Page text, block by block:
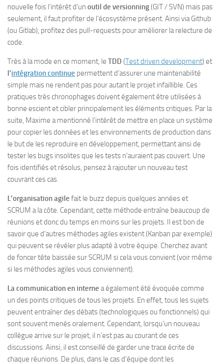
nouvelle fois l’intérêt d’un outil de versionning(GIT / SVN) mais pas
seulement, il faut profiter de l’écosystème présent. Ainsi via Github
(ou Gitlab), profitez des pull-requests pour améliorer la relecture de
code.
Très à la mode en ce moment, le TDD (Test driven development) et
l’intégration continue permettent d’assurer une maintenabilité
simple mais ne rendent pas pour autant le projet infaillible. Ces
pratiques très chronophages doivent également être utilisées à
bonne escient et cibler principalement les éléments critiques. Par la
suite, Maxime a mentionné l’intérêt de mettre en place un système
pour copier les données et les environnements de production dans
le but de les reproduire en développement, permettant ainsi de
tester les bugs insolites que les tests n’auraient pas couvert. Une
fois identifiés et résolus, pensez à rajouter un nouveau test
couvrant ces cas.
L’organisation agile fait le buzz depuis quelques années et
SCRUM a la côte. Cependant, cette méthode entraîne beaucoup de
réunions et donc du temps en moins sur les projets. Il est bon de
savoir que d’autres méthodes agiles existent (Kanban par exemple)
qui peuvent se révéler plus adapté à votre équipe. Cherchez avant
de foncer tête baissée sur SCRUM si cela vous convient (voir même
si les méthodes agiles vous conviennent).
La communication en interne a également été évoquée comme
un des points critiques de tous les projets. En effet, tous les sujets
peuvent entraîner des débats (technologiques ou fonctionnels) qui
sont souvent menés oralement. Cependant, lorsqu’un nouveau
collègue arrive sur le projet, il n’est pas au courant de ces
discussions. Ainsi, il est conseillé de garder une trace écrite de
chaque réunions. De plus, dans le cas d’équipe dont les